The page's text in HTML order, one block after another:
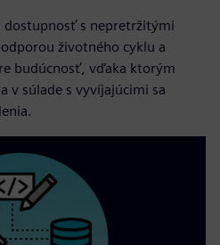
dostupnosť s nepretržitými
životného cyklu a
budúcnosť, vďaka ktorým
v súlade s vyvíjajúcimi sa